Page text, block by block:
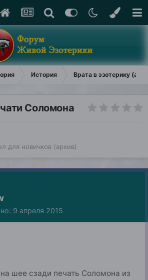
История Врата в эзотерику
Соломона
для новичков (архив)
9 апреля 2015
шее сзади печать Соломона из